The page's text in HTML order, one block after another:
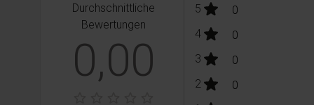
Durchschnittliche
Bewertungen
0,00
5stars: 0
Bewertungen
4stars: 0
Bewertungen
3stars: 0
Bewertungen
2stars: 0
Bewertungen